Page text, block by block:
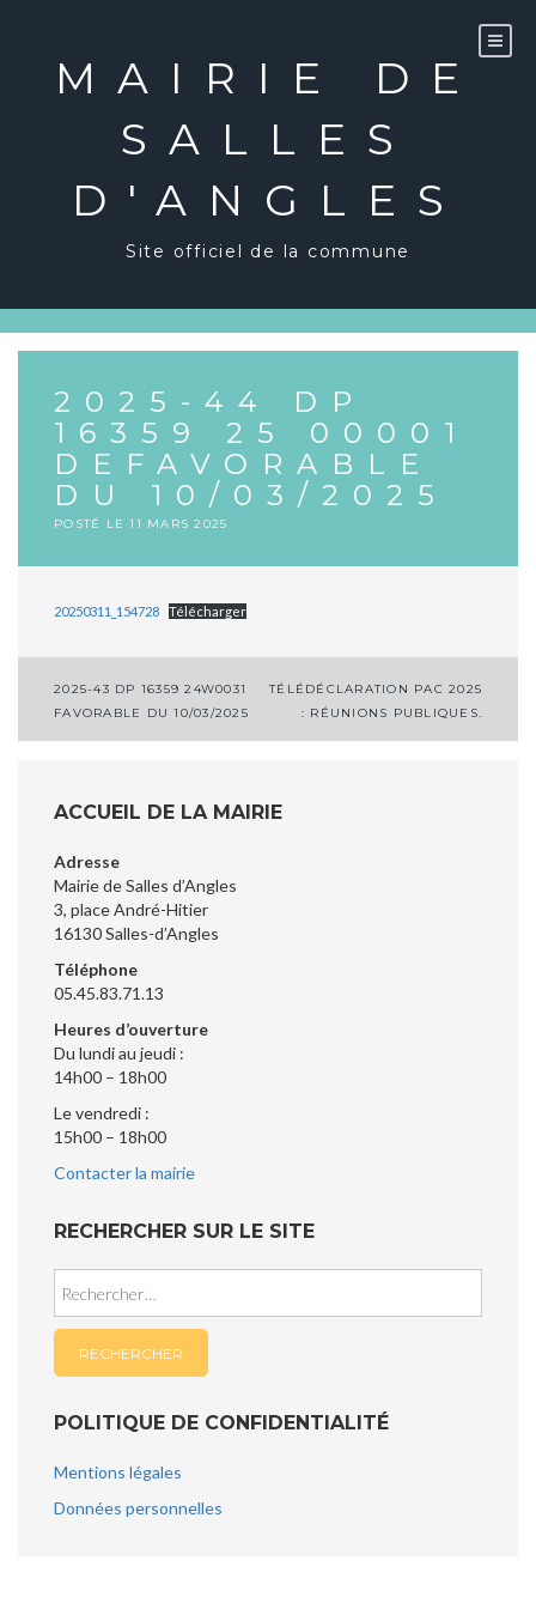
MAIRIE DE
SALLES
D'ANGLES
Site officiel de la commune
2025-44 DP
16359 25 00001
DEFAVORABLE
DU 10/03/2025
POSTÉ LE11 MARS 2025
20250311_154728 Télécharger
Navigation
de
2025-43 DP 16359 24W0031
FAVORABLE DU 10/03/2025
TÉLÉDÉCLARATION PAC 2025
: RÉUNIONS PUBLIQUES.
ACCUEIL DE LA MAIRIE
Adresse
Mairie de Salles d’Angles
3, place André-Hitier
16130 Salles-d’Angles
Téléphone
05.45.83.71.13
Heures d’ouverture
Du lundi au jeudi :
14h00 – 18h00
Le vendredi :
15h00 – 18h00
Contacter la mairie
RECHERCHER SUR LE SITE
POLITIQUE DE CONFIDENTIALITÉ
Mentions légales
Données personnelles